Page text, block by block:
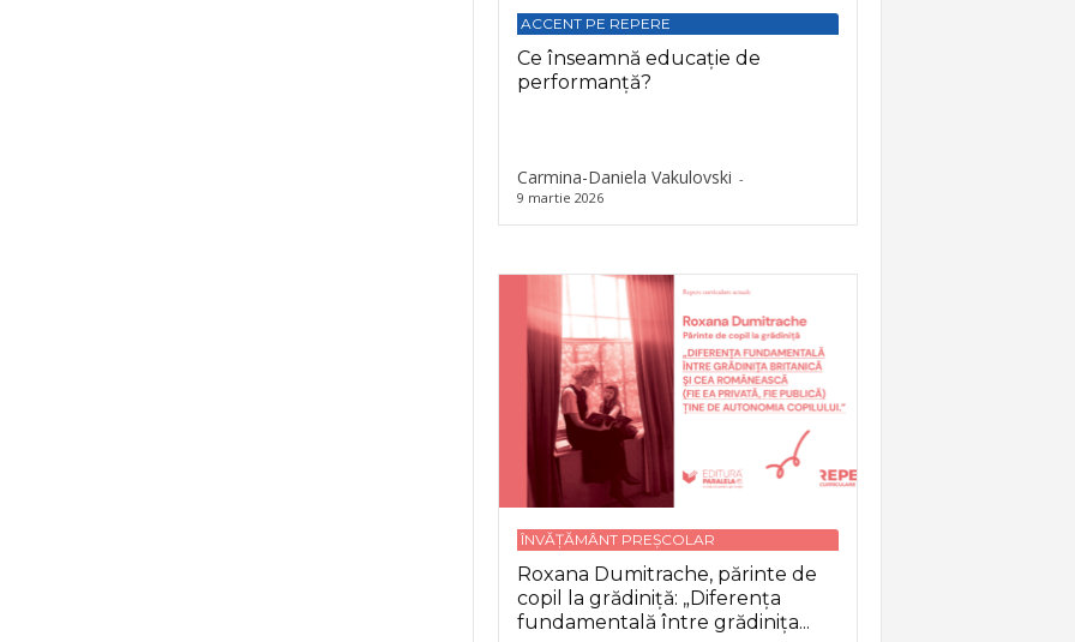
ACCENT PE REPERE
Ce înseamnă educație de
performanță?
Carmina-Daniela Vakulovski -
9 martie 2026
ÎNVĂȚĂMÂNT PREȘCOLAR
Roxana Dumitrache, părinte de
copil la grădiniță: „Diferența
fundamentală între grădinița...